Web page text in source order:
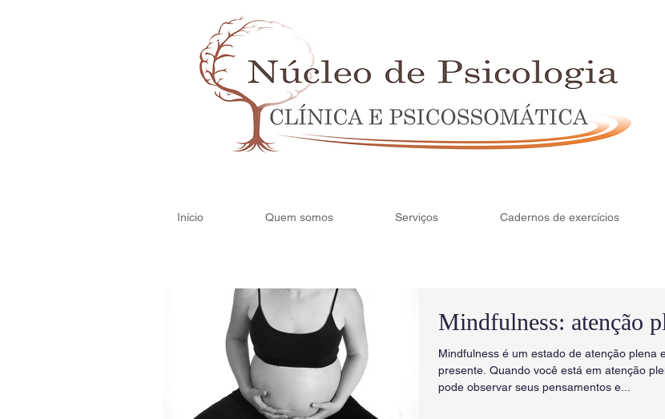
Início Quem somos Serviços Cadernos de exercícios
Mindfulness: atenção
Mindfulness é um estado de atenção plena e
presente. Quando você está em atenção
pode observar seus pensamentos e...